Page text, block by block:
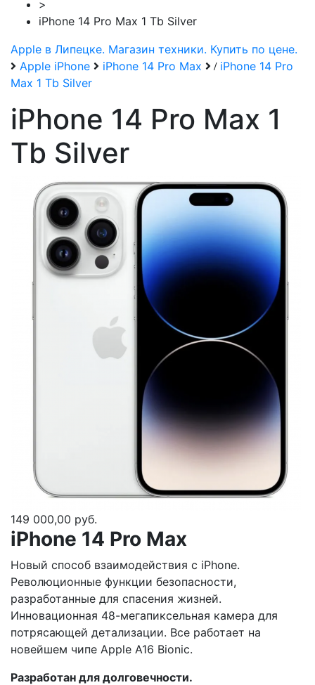
>
iPhone 14 Pro Max 1 Tb Silver
Apple в Липецке. Магазин техники. Купить по цене.
Apple iPhone
iPhone 14 Pro Max / iPhone 14 Pro
Max 1 Tb Silver
iPhone 14 Pro Max 1
Tb Silver
149 000,00 руб.
iPhone 14 Pro Max
Новый способ взаимодействия с iPhone.
Революционные функции безопасности,
разработанные для спасения жизней.
Инновационная 48-мегапиксельная камера для
потрясающей детализации. Все работает на
новейшем чипе Apple A16 Bionic.
Разработан для долговечности.